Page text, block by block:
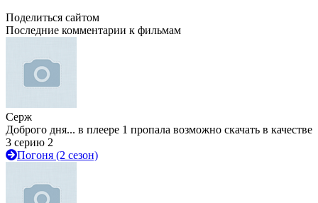
Поделиться сайтом
Последние комментарии к фильмам
Серж
Доброго дня... в плеере 1 пропала возможно скачать в качестве
3 серию 2
Погоня (2 сезон)